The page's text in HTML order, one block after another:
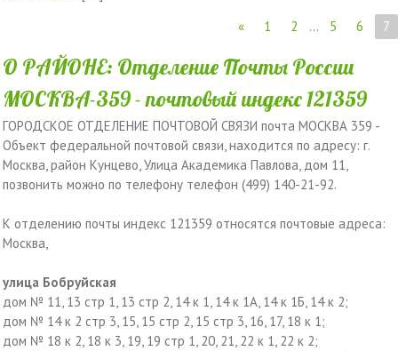
«
1 2 ... 5 6 7
О РАЙОНЕ: Отделение Почты России
МОСКВА-359 - почтовый индекс 121359
ГОРОДСКОЕ ОТДЕЛЕНИЕ ПОЧТОВОЙ СВЯЗИ почта МОСКВА 359 -
Объект федеральной почтовой связи, находится по адресу: г.
Москва, район Кунцево, Улица Академика Павлова, дом 11,
позвонить можно по телефону телефон (499) 140-21-92.
К отделению почты индекс 121359 относятся почтовые адреса:
Москва,
улица Бобруйская
дом № 11, 13 стр 1, 13 стр 2, 14 к 1, 14 к 1А, 14 к 1Б, 14 к 2;
дом № 14 к 2 стр 3, 15, 15 стр 2, 15 стр 3, 16, 17, 18 к 1;
дом № 18 к 2, 18 к 3, 19, 19 стр 1, 20, 21, 22 к 1, 22 к 2;